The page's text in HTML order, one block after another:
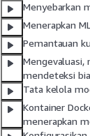
Menyebarkan
Menerapkan
Pemantauan
Mengevaluasi,
mendeteksi
Tata kelola
Kontainer
menerapkan